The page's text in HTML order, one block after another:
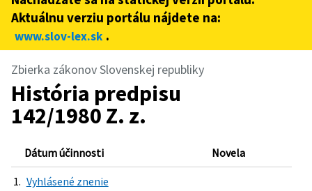
Zabezpečená stránka vždy začína https:// pred názvom
domény webového sídla.
Aktuálnu verziu portálu nájdete na:
www.slov-lex.sk .
Zbierka zákonov Slovenskej republiky
História predpisu
142/1980 Z. z.
Dátum účinnosti Novela
1. Vyhlásené znenie